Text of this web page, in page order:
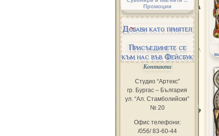
Промоции
Добави като приятел
Присъединете се
към нас във Фейсбук
Контакти
Студио “Артекс”
гр. Бургас – България
ул. “Ал. Стамболийски”
№ 20
Офис телефони:
/056/ 83-60-44